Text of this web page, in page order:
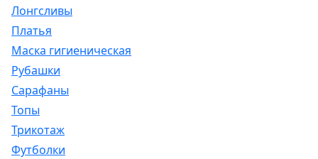
Лонгсливы
Платья
Маска гигиеническая
Рубашки
Сарафаны
Топы
Трикотаж
Футболки